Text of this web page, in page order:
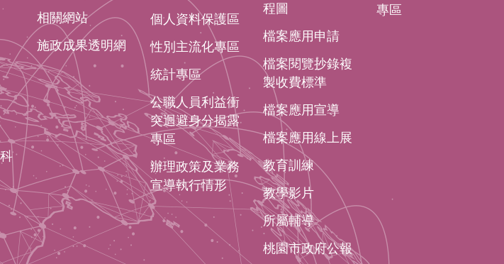
相關網站
施政成果透明網
個人資料保護區
性別主流化專區
統計專區
公職人員利益衝
突迴避身分揭露
專區
辦理政策及業務
宣導執行情形
程圖
檔案應用申請
檔案閱覽抄錄複
製收費標準
檔案應用宣導
檔案應用線上展
教育訓練
教學影片
所屬輔導
桃園市政府公報
專區